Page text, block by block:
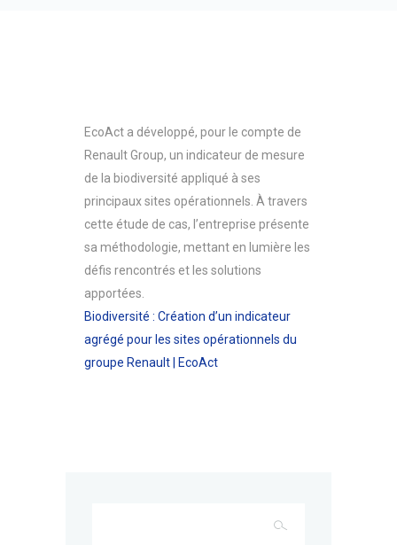
EcoAct a développé, pour le compte de
Renault Group, un indicateur de mesure
de la biodiversité appliqué à ses
principaux sites opérationnels. À travers
cette étude de cas, l’entreprise présente
sa méthodologie, mettant en lumière les
défis rencontrés et les solutions
apportées.
Biodiversité : Création d’un indicateur
agrégé pour les sites opérationnels du
groupe Renault | EcoAct